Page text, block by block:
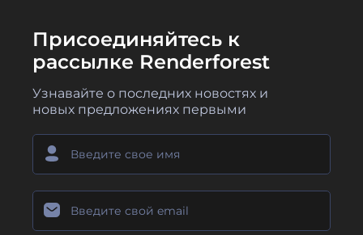
Присоединяйтесь к
рассылке Renderforest
Узнавайте о последних новостях и
новых предложениях первыми